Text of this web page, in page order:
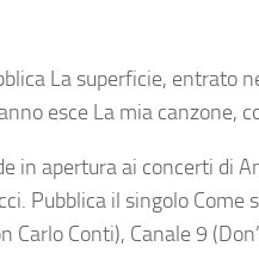
La superficie, entrato
esce La mia canzone,
in apertura ai concerti di
Pubblica il singolo
Carlo Conti), Canale 9